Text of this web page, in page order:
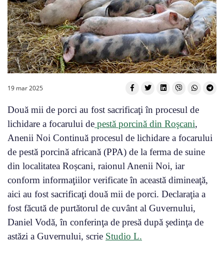
19 mar 2025
Două mii de porci au fost sacrificaţi în procesul de
lichidare a focarului de pestă porcină din Roşcani,
Anenii Noi Continuă procesul de lichidare a focarului
de pestă porcină africană (PPA) de la ferma de suine
din localitatea Roșcani, raionul Anenii Noi, iar
conform informaţiilor verificate în această dimineaţă,
aici au fost sacrificaţi două mii de porci. Declaraţia a
fost făcută de purtătorul de cuvânt al Guvernului,
Daniel Vodă, în conferinţa de presă după şedinţa de
astăzi a Guvernului, scrie Studio L.